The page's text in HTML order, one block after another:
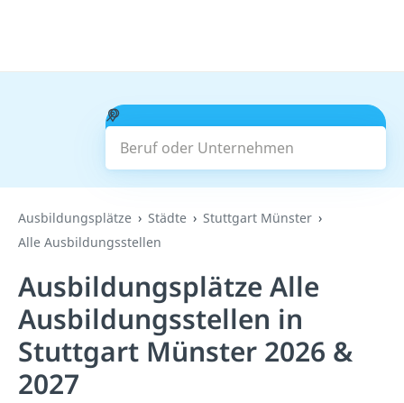
Beruf oder Unternehmen
Suchen
Ausbildungsplätze Städte
Stuttgart Münster
Alle Ausbildungsstellen
Ausbildungsplätze Alle
Ausbildungsstellen in
Stuttgart Münster 2026 &
2027